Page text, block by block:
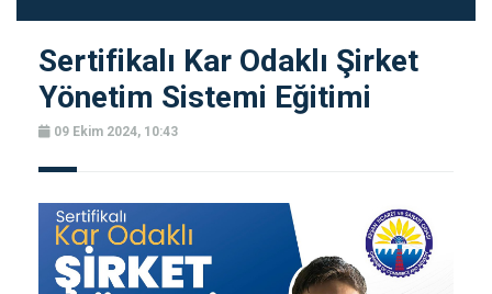
Sertifikalı Kar Odaklı Şirket
Yönetim Sistemi Eğitimi
09 Ekim 2024, 10:43